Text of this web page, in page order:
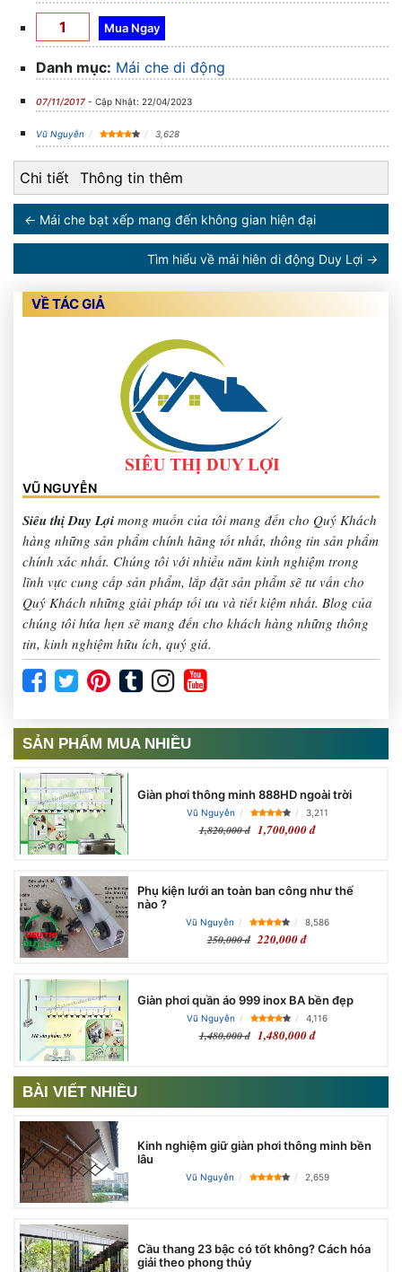
Danh mục: Mái che di động
07/11/2017 - Cập Nhật: 22/04/2023
Vũ Nguyễn 3,628
Chi tiết Thông tin thêm
← Mái che bạt xếp mang đến không gian hiện đại
Tìm hiểu về mái hiên di động Duy Lợi →
VỀ TÁC GIẢ
VŨ NGUYỄN
Siêu thị Duy Lợi mong muốn của tôi mang đến cho Quý Khách
hàng những sản phẩm chính hãng tốt nhất, thông tin sản phẩm
chính xác nhất. Chúng tôi với nhiều năm kinh nghiệm trong
lĩnh vực cung cấp sản phẩm, lắp đặt sản phẩm sẽ tư vấn cho
Quý Khách những giải pháp tối ưu và tiết kiệm nhất. Blog của
chúng tôi hứa hẹn sẽ mang đến cho khách hàng những thông
tin, kinh nghiệm hữu ích, quý giá.
SẢN PHẨM MUA NHIỀU
Giàn phơi thông minh 888HD ngoài trời
Vũ Nguyễn 3,211
1,820,000 đ 1,700,000 đ
Phụ kiện lưới an toàn ban công như thế
nào ?
Vũ Nguyễn 8,586
250,000 đ 220,000 đ
Giàn phơi quần áo 999 inox BA bền đẹp
Vũ Nguyễn 4,116
1,480,000 đ 1,480,000 đ
BÀI VIẾT NHIỀU
Kinh nghiệm giữ giàn phơi thông minh bền
lâu
Vũ Nguyễn 2,659
Cầu thang 23 bậc có tốt không? Cách hóa
giải theo phong thủy